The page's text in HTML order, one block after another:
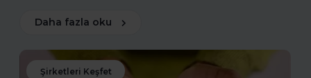
Daha fazla oku
Şirketleri Keşfet